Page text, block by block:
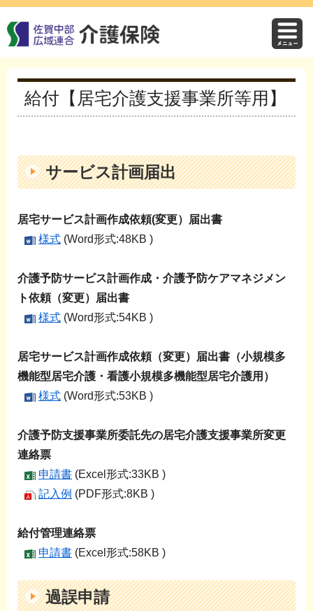
給付【居宅介護支援事業所等用】
サービス計画届出
居宅サービス計画作成依頼(変更）届出書
様式 (Word形式:48KB )
介護予防サービス計画作成・介護予防ケアマネジメン
ト依頼（変更）届出書
様式 (Word形式:54KB )
居宅サービス計画作成依頼（変更）届出書（小規模多
機能型居宅介護・看護小規模多機能型居宅介護用）
様式 (Word形式:53KB )
介護予防支援事業所委託先の居宅介護支援事業所変更
連絡票
申請書 (Excel形式:33KB )
記入例 (PDF形式:8KB )
給付管理連絡票
申請書 (Excel形式:58KB )
過誤申請